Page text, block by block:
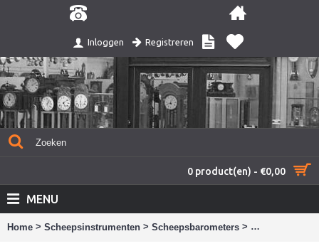
Inloggen Registreren
0 product(en) - €0,00
MENU
Home > Scheepsinstrumenten > Scheepsbarometers > Fischer